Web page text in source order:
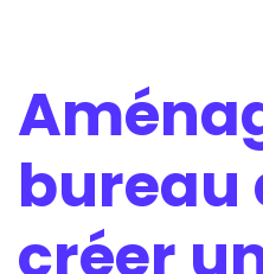
bureau
créer